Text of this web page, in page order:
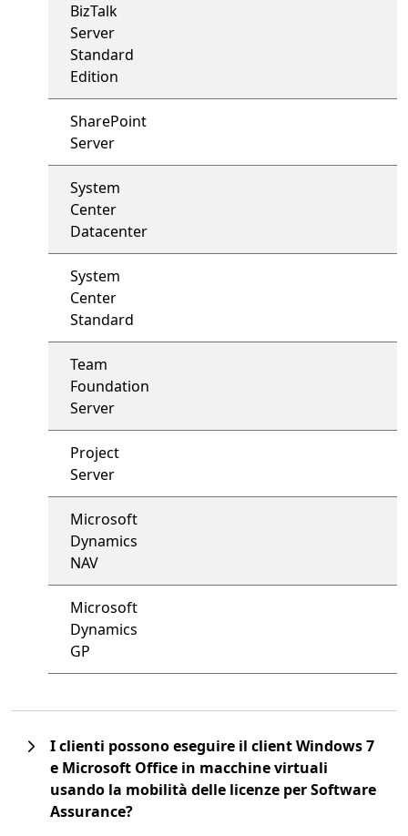
BizTalk
Server
Standard
Edition
SharePoint
Server
System
Center
Datacenter
System
Center
Standard
Team
Foundation
Server
Project
Server
Microsoft
Dynamics
NAV
Microsoft
Dynamics
GP
I clienti possono eseguire il client Windows 7
e Microsoft Office in macchine virtuali
usando la mobilità delle licenze per Software
Assurance?